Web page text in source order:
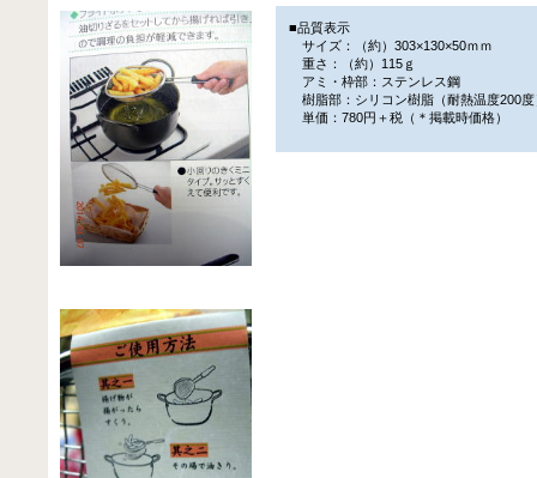
■品質表示
サイズ：（約）303×130×50ｍｍ
重さ：（約）115ｇ
アミ・枠部：ステンレス鋼
樹脂部：シリコン樹脂（耐熱温度200度
単価：780円＋税（＊掲載時価格）